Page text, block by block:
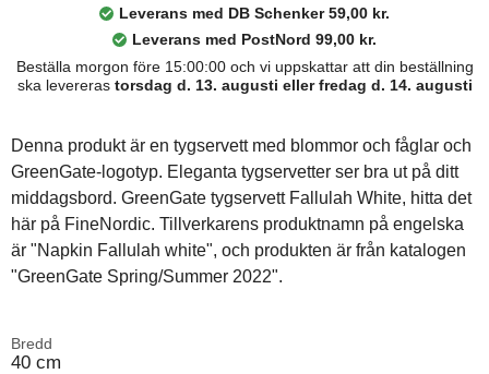
Leverans med DB Schenker 59,00 kr.
Leverans med PostNord 99,00 kr.
Beställa morgon före 15:00:00 och vi uppskattar att din beställning
ska levereras torsdag d. 13. augusti eller fredag d. 14. augusti
Denna produkt är en tygservett med blommor och fåglar och
GreenGate-logotyp. Eleganta tygservetter ser bra ut på ditt
middagsbord. GreenGate tygservett Fallulah White, hitta det
här på FineNordic. Tillverkarens produktnamn på engelska
är "Napkin Fallulah white", och produkten är från katalogen
"GreenGate Spring/Summer 2022".
Bredd
40 cm